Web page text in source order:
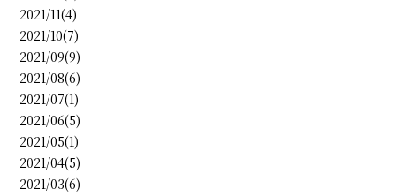
2021/11(4)
2021/10(7)
2021/09(9)
2021/08(6)
2021/07(1)
2021/06(5)
2021/05(1)
2021/04(5)
2021/03(6)